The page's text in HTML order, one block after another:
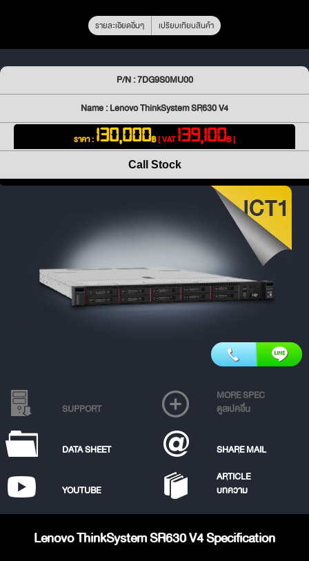
รายละเอียดอื่นๆ เปรียบเทียบสินค้า
P/N : 7DG9S0MU00
Name : Lenovo ThinkSystem SR630 V4
ราคา : 130,000฿[ VAT139,100฿ ]
Call Stock
SUPPORT
MORE SPEC
ดูสเปคอื่น
DATA SHEET SHARE MAIL
YOUTUBE
ARTICLE
บทความ
Lenovo ThinkSystem SR630 V4 Specification